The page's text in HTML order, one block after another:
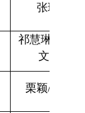
张琳
祁慧琳
文化交
栗颖/继续